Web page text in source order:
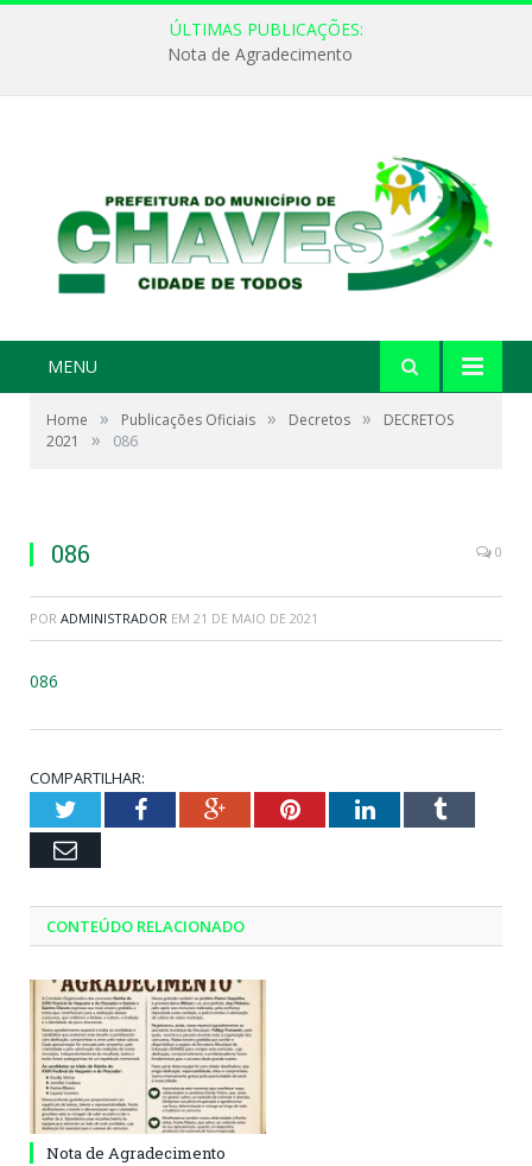
ÚLTIMAS PUBLICAÇÕES:
Nota de Agradecimento
MENU
Home » Publicações Oficiais » Decretos »
DECRETOS
2021
» 086
086 0
POR ADMINISTRADOR EM 21 DE MAIO DE 2021
086
COMPARTILHAR:
TwitterFacebookGoogle+PinterestLinkedInTumblr
Email
CONTEÚDO RELACIONADO
Nota de Agradecimento